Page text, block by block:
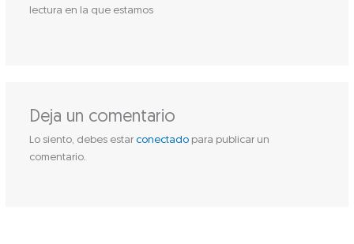
lectura en la que estamos
Deja un comentario
Lo siento, debes estar conectadopara publicar un
comentario.